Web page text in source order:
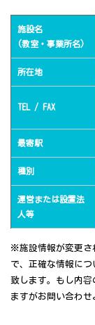
施設名
(教室・事業所名)
所在地
TEL / FAX
最寄駅
種別
運営または設置法
人等
※施設情報が変更さ
で、正確な情報に
致します。もし内
ますがお問い合わせ